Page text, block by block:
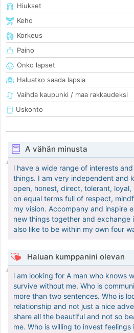
Hiukset
Keho
Korkeus
Paino
Onko lapset
Haluatko saada lapsia
Vaihda kaupunki / maa rakkaudeksi
Uskonto
A vähän minusta
l have a wide range of interests
things. I am very independent and
open, honest, direct, tolerant, loyal,
on equal terms full of respect,
my vision. Accompany and inspire
new things together and exchange
also like to be within my own four
Haluan kumppanini olevan
l am looking for A man who knows
survive without me. Who is
more than two sentences. Who is
relationship and not just a nice
share all the beautiful and not so
me. Who is willing to invest